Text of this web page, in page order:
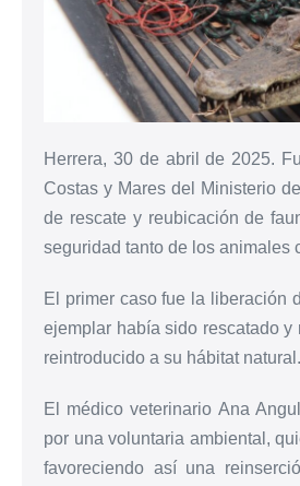
Herrera, 30 de abril de 2025.
Costas y Mares del Ministerio
de rescate y reubicación de
seguridad tanto de los animales
El primer caso fue la liberación
ejemplar había sido rescatado
reintroducido a su hábitat natural.
El médico veterinario Ana
por una voluntaria ambiental,
favoreciendo así una